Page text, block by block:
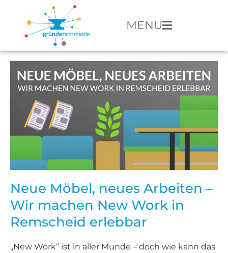
MENU
Neue Möbel, neues Arbeiten –
Wir machen New Work in
Remscheid erlebbar
„New Work“ ist in aller Munde – doch wie kann das